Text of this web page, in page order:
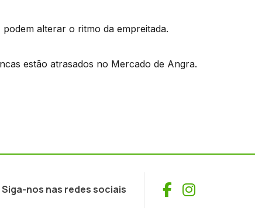
alterar o ritmo da empreitada.
estão atrasados no Mercado de Angra.
Siga-nos nas redes sociais Facebook
Instagram